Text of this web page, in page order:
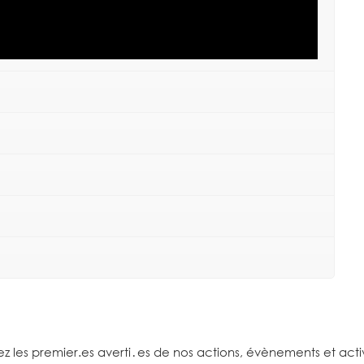
les premier.es averti․es de nos actions, évènements et